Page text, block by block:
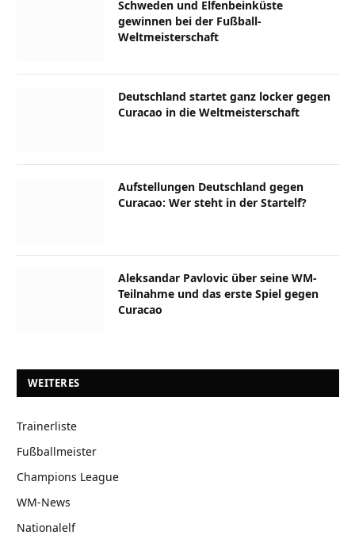
Schweden und Elfenbeinküste
gewinnen bei der Fußball-
Weltmeisterschaft
Deutschland startet ganz locker gegen
Curacao in die Weltmeisterschaft
Aufstellungen Deutschland gegen
Curacao: Wer steht in der Startelf?
Aleksandar Pavlovic über seine WM-
Teilnahme und das erste Spiel gegen
Curacao
WEITERES
Trainerliste
Fußballmeister
Champions League
WM-News
Nationalelf